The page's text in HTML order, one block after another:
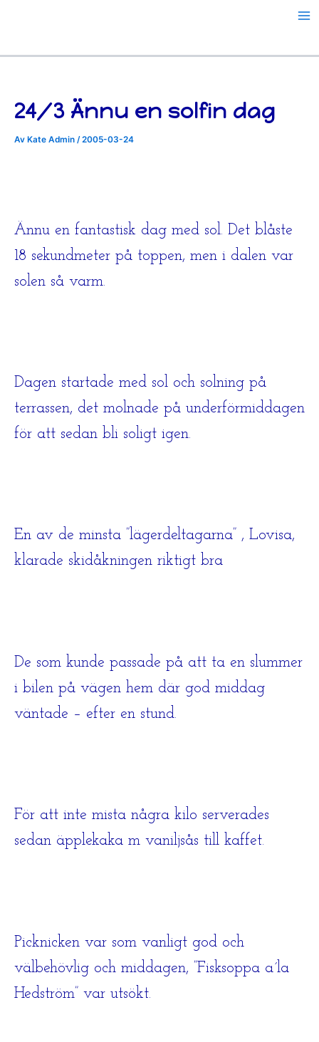
24/3 Ännu en solfin dag
Av Kate Admin /2005-03-24
Ännu en fantastisk dag med sol. Det blåste
18 sekundmeter på toppen, men i dalen var
solen så varm.
Dagen startade med sol och solning på
terrassen, det molnade på underförmiddagen
för att sedan bli soligt igen.
En av de minsta ”lägerdeltagarna” , Lovisa,
klarade skidåkningen riktigt bra
De som kunde passade på att ta en slummer
i bilen på vägen hem där god middag
väntade – efter en stund.
För att inte mista några kilo serverades
sedan äpplekaka m vaniljsås till kaffet.
Picknicken var som vanligt god och
välbehövlig och middagen, ”Fisksoppa a´la
Hedström” var utsökt.